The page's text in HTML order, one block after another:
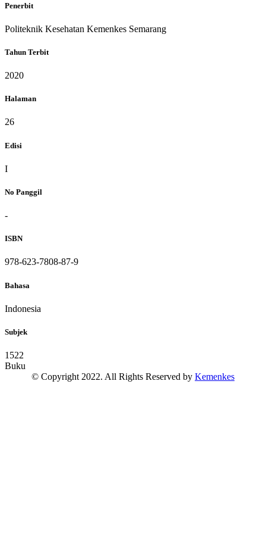
Penerbit
Politeknik Kesehatan Kemenkes Semarang
Tahun Terbit
2020
Halaman
26
Edisi
I
No Panggil
-
ISBN
978-623-7808-87-9
Bahasa
Indonesia
Subjek
1522
Buku
© Copyright 2022. All Rights Reserved by Kemenkes